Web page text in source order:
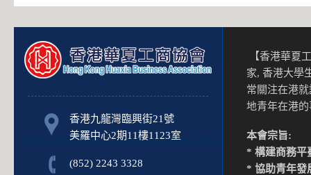
香港九龍灣臨興街21號
美羅中心2期11樓1123室
(852) 2243 3328
【香港華夏
家, 香港大學
常關注在港
地青年在港
本會宗旨:
* 構建商務平
* 協助青年發